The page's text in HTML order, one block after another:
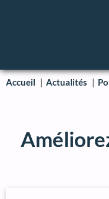
Accueil Actualités